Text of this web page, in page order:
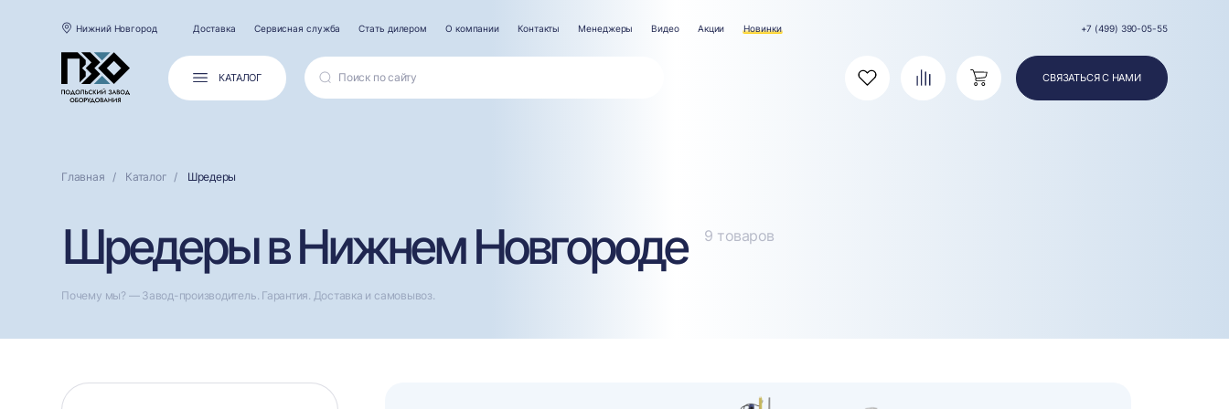
Нижний Новгород Доставка Сервисная служба Стать дилером О компании Контакты Менеджеры Видео Акции Новинки +7 (499) 390-05-55
КАТАЛОГ Избранное СравнениеКорзина СВЯЗАТЬСЯ С НАМИ
Главная Каталог Шредеры
Шредеры в Нижнем Новгороде 9 товаров
Почему мы? — Завод-производитель. Гарантия. Доставка и самовывоз.